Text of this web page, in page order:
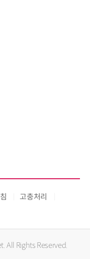
고충처리
All Rights Reserved.